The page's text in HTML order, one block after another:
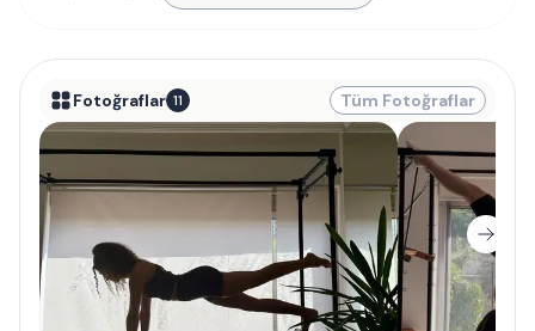
Fotoğraflar 11 Tüm Fotoğraflar